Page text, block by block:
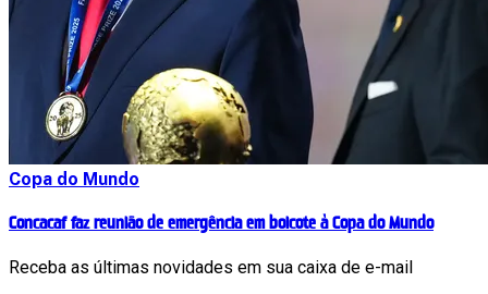
Copa do Mundo
Concacaf faz reunião de emergência em boicote à Copa do Mundo
Receba as últimas novidades em sua caixa de e-mail